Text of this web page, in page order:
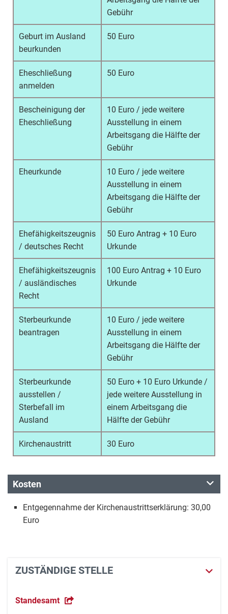
Gebühr
Geburt im Ausland
beurkunden
50 Euro
Eheschließung
anmelden
50 Euro
Bescheinigung der
Eheschließung
10 Euro / jede weitere
Ausstellung in einem
Arbeitsgang die Hälfte der
Gebühr
Eheurkunde
10 Euro / jede weitere
Ausstellung in einem
Arbeitsgang die Hälfte der
Gebühr
Ehefähigkeitszeugnis
/ deutsches Recht
50 Euro Antrag + 10 Euro
Urkunde
Ehefähigkeitszeugnis
/ ausländisches
Recht
100 Euro Antrag + 10 Euro
Urkunde
Sterbeurkunde
beantragen
10 Euro / jede weitere
Ausstellung in einem
Arbeitsgang die Hälfte der
Gebühr
Sterbeurkunde
ausstellen /
Sterbefall im
Ausland
50 Euro + 10 Euro Urkunde /
jede weitere Ausstellung in
einem Arbeitsgang die
Hälfte der Gebühr
Kirchenaustritt 30 Euro
Kosten
Entgegennahme der Kirchenaustrittserklärung: 30,00
Euro
ZUSTÄNDIGE STELLE
Standesamt